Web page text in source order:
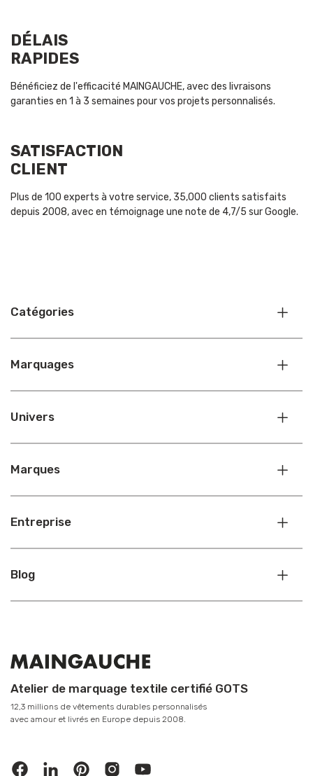
DÉLAIS
RAPIDES
Bénéficiez de l'efficacité MAINGAUCHE, avec des livraisons
garanties en 1 à 3 semaines pour vos projets personnalisés.
SATISFACTION
CLIENT
Plus de 100 experts à votre service, 35,000 clients satisfaits
depuis 2008, avec en témoignage une note de 4,7/5 sur Google.
Catégories
Marquages
Univers
Marques
Entreprise
Blog
Atelier de marquage textile certifié GOTS
12,3 millions de vêtements durables personnalisés
avec amour et livrés en Europe depuis 2008.